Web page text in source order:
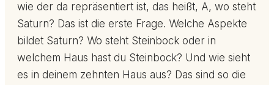
wie der da repräsentiert ist, das heißt, A, wo steht
Saturn? Das ist die erste Frage. Welche Aspekte
bildet Saturn? Wo steht Steinbock oder in
welchem Haus hast du Steinbock? Und wie sieht
es in deinem zehnten Haus aus? Das sind so die